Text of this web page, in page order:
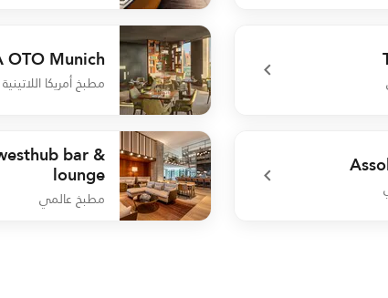
undefined Breakfast Restaurant
OTO Munich
مطبخ أمريكا اللاتينية
undefined GRETA OTO Munich
bar &
lounge
مطبخ عالمي